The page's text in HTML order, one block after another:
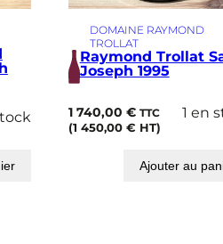
DOMAINE RAYMOND
TROLLAT
Raymond Trollat
Joseph 1995
1 740,00 € TTC
(1 450,00 €HT)
1 en
Ajouter au